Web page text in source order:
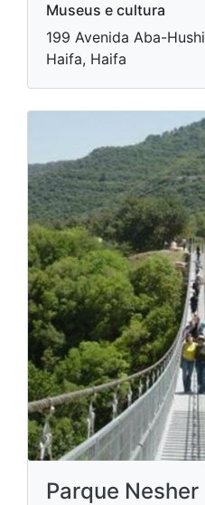
Museus e cultura
199 Avenida Aba-
Haifa, Haifa
Parque Nesher